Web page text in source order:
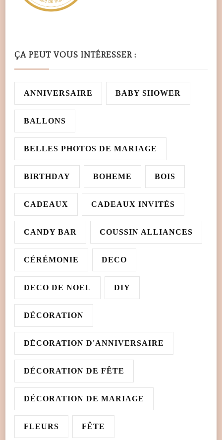
ÇA PEUT VOUS INTÉRESSER :
ANNIVERSAIRE BABY SHOWER
BALLONS
BELLES PHOTOS DE MARIAGE
BIRTHDAY BOHEME BOIS
CADEAUX CADEAUX INVITÉS
CANDY BAR COUSSIN ALLIANCES
CÉRÉMONIE DECO
DECO DE NOEL DIY
DÉCORATION
DÉCORATION D'ANNIVERSAIRE
DÉCORATION DE FÊTE
DÉCORATION DE MARIAGE
FLEURS FÊTE